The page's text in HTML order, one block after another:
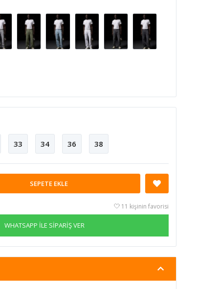
33 34 36 38
SEPETE EKLE
11 kişinin favorisi
WHATSAPP İLE SİPARİŞ VER